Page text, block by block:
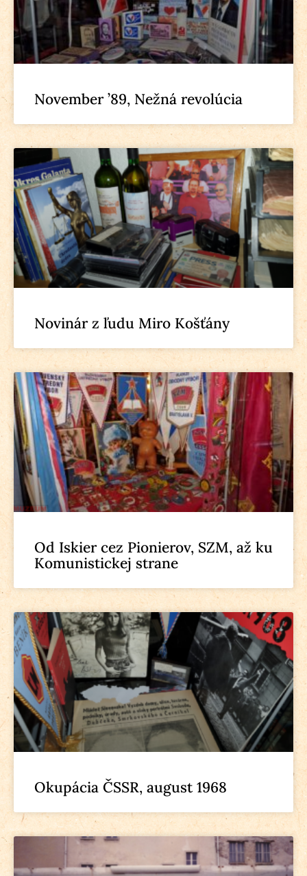
November ’89, Nežná revolúcia
Novinár z ľudu Miro Košťány
Od Iskier cez Pionierov, SZM, až ku
Komunistickej strane
Okupácia ČSSR, august 1968